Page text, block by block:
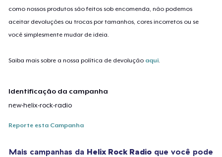
como nossos produtos são feitos sob encomenda, não podemos
aceitar devoluções ou trocas por tamanhos, cores incorretos ou se
você simplesmente mudar de ideia.
Saiba mais sobre a nossa política de devolução aqui.
Identificação da campanha
new-helix-rock-radio
Reporte esta Campanha
Mais campanhas da Helix Rock Radio que você pode